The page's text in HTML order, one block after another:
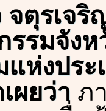
จตุรเจ
รรมจัง
ห่งประ
ผยว่า ภ